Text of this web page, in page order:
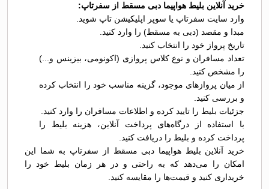
خرید آنلاین بلیط هواپیما دبی مسقط از سفرتاپ:
وارد سایت سفرتاپ یا سوپر اپلیکیشن تاپ شوید.
مبدا و مقصد (دبی به مسقط) را وارد کنید.
تاریخ پرواز خود را انتخاب کنید.
تعداد مسافران و نوع کلاس پروازی (اکونومی، بیزینس و...)
را مشخص کنید.
از میان پروازهای موجود، گزینه مناسب خود را انتخاب کرده
و بررسی کنید.
جزئیات بلیط را تایید کرده و اطلاعات مسافران را وارد کنید.
با استفاده از درگاه‌های پرداخت آنلاین، هزینه بلیط را
پرداخت کرده و بلیط را دریافت کنید.
خرید آنلاین بلیط هواپیما دبی مسقط از سفرتاپ به شما این
امکان را می‌دهد که به راحتی و در هر زمان بلیط خود را
خریداری کنید و قیمت‌ها را مقایسه کنید.